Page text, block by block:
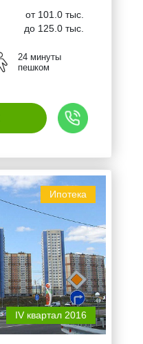
от 101.0 тыс.
до 125.0 тыс.
24 минуты
пешком
Ипотека
IV квартал 2016